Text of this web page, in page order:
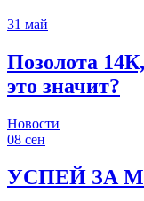
31 май
Позолота
это значит?
Новости
08 сен
УСПЕЙ ЗА